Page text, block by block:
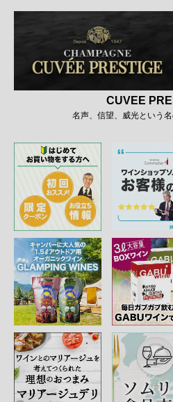
CUVEE
名声、信望、威光という